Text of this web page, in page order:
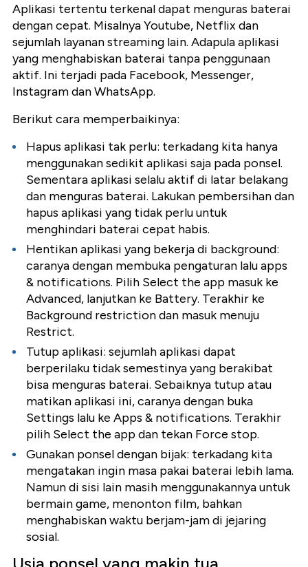
Aplikasi tertentu terkenal dapat menguras baterai
dengan cepat. Misalnya Youtube, Netflix dan
sejumlah layanan streaming lain. Adapula aplikasi
yang menghabiskan baterai tanpa penggunaan
aktif. Ini terjadi pada Facebook, Messenger,
Instagram dan WhatsApp.
Berikut cara memperbaikinya:
Hapus aplikasi tak perlu: terkadang kita hanya
menggunakan sedikit aplikasi saja pada ponsel.
Sementara aplikasi selalu aktif di latar belakang
dan menguras baterai. Lakukan pembersihan dan
hapus aplikasi yang tidak perlu untuk
menghindari baterai cepat habis.
Hentikan aplikasi yang bekerja di background:
caranya dengan membuka pengaturan lalu apps
& notifications. Pilih Select the app masuk ke
Advanced, lanjutkan ke Battery. Terakhir ke
Background restriction dan masuk menuju
Restrict.
Tutup aplikasi: sejumlah aplikasi dapat
berperilaku tidak semestinya yang berakibat
bisa menguras baterai. Sebaiknya tutup atau
matikan aplikasi ini, caranya dengan buka
Settings lalu ke Apps & notifications. Terakhir
pilih Select the app dan tekan Force stop.
Gunakan ponsel dengan bijak: terkadang kita
mengatakan ingin masa pakai baterai lebih lama.
Namun di sisi lain masih menggunakannya untuk
bermain game, menonton film, bahkan
menghabiskan waktu berjam-jam di jejaring
sosial.
Usia ponsel yang makin tua